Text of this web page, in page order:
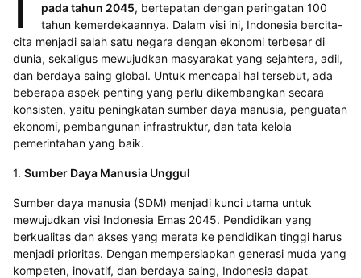
pada tahun 2045, bertepatan dengan peringatan 100
tahun kemerdekaannya. Dalam visi ini, Indonesia bercita-
cita menjadi salah satu negara dengan ekonomi terbesar di
dunia, sekaligus mewujudkan masyarakat yang sejahtera, adil,
dan berdaya saing global. Untuk mencapai hal tersebut, ada
beberapa aspek penting yang perlu dikembangkan secara
konsisten, yaitu peningkatan sumber daya manusia, penguatan
ekonomi, pembangunan infrastruktur, dan tata kelola
pemerintahan yang baik.
1. Sumber Daya Manusia Unggul
Sumber daya manusia (SDM) menjadi kunci utama untuk
mewujudkan visi Indonesia Emas 2045. Pendidikan yang
berkualitas dan akses yang merata ke pendidikan tinggi harus
menjadi prioritas. Dengan mempersiapkan generasi muda yang
kompeten, inovatif, dan berdaya saing, Indonesia dapat